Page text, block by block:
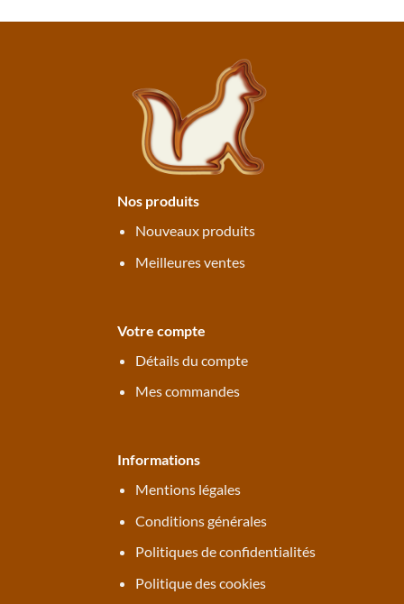
Nos produits
Nouveaux produits
Meilleures ventes
Votre compte
Détails du compte
Mes commandes
Informations
Mentions légales
Conditions générales
Politiques de confidentialités
Politique des cookies